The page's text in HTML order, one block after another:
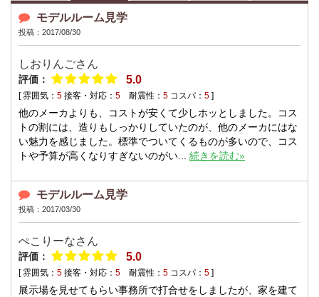
モデルルーム見学
投稿：2017/08/30
しおりんごさん
評価： 5.0
[ 雰囲気： 5 接客・対応： 5 耐震性： 5 コスパ： 5 ]
他のメーカよりも、コストが安くて少しホッとしました。コス
トの割には、造りもしっかりしていたのが、他のメーカにはな
い魅力を感じました。標準でついてくるものが多いので、コス
トや予算が高くなりすぎないのがい... 続きを読む»
モデルルーム見学
投稿：2017/03/30
ぺこりーなさん
評価： 5.0
[ 雰囲気： 5 接客・対応： 5 耐震性： 5 コスパ： 5 ]
展示場を見せてもらい事務所で打合せをしましたが、家を建て